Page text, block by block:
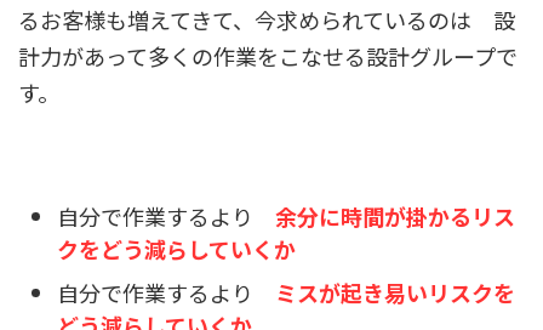
るお客様も増えてきて、今求められているのは 設
計力があって多くの作業をこなせる設計グループで
す。
自分で作業するより 余分に時間が掛かるリス
クをどう減らしていくか
自分で作業するより ミスが起き易いリスクを